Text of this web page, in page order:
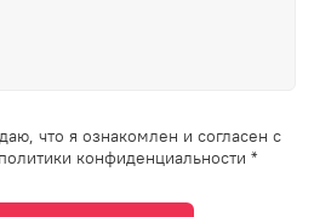
что я ознакомлен и согласен с
конфиденциальности *